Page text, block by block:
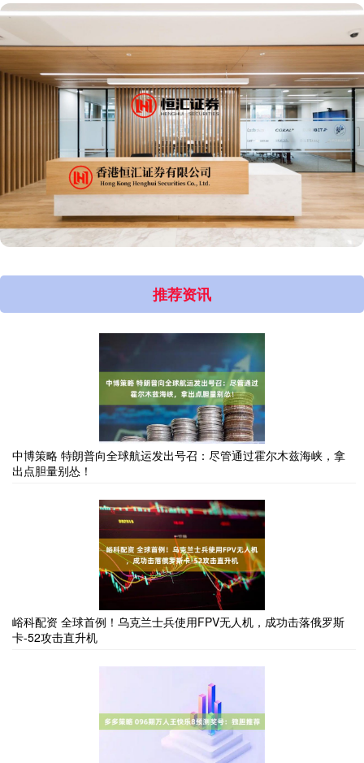
推荐资讯
中博策略 特朗普向全球航运发出号召：尽管通过霍尔木兹海峡，拿
出点胆量别怂！
峪科配资 全球首例！乌克兰士兵使用FPV无人机，成功击落俄罗斯
卡-52攻击直升机